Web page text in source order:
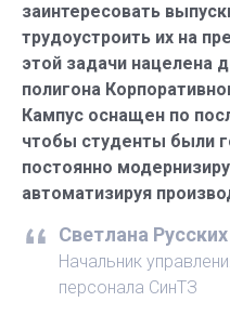
заинтересовать
трудоустроить их на
этой задачи нацелена
полигона
Кампус оснащен по
чтобы студенты были
постоянно
автоматизируя
Светлана Русских
Начальник
персонала СинТЗ